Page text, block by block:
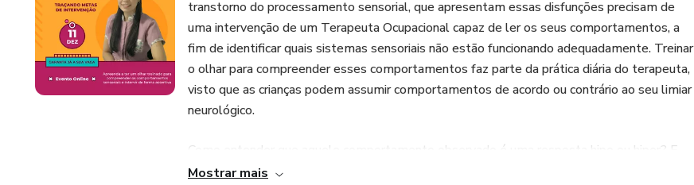
transtorno do processamento sensorial, que apresentam essas disfunções precisam de
uma intervenção de um Terapeuta Ocupacional capaz de ler os seus comportamentos, a
fim de identificar quais sistemas sensoriais não estão funcionando adequadamente. Treinar
o olhar para compreender esses comportamentos faz parte da prática diária do terapeuta,
visto que as crianças podem assumir comportamentos de acordo ou contrário ao seu limiar
neurológico.
Como entender que aquele comportamento observado é uma resposta hipo ou hiper? E
uma vez compreendido, como planejar e executar minha intervenção? É necessário
Mostrar mais